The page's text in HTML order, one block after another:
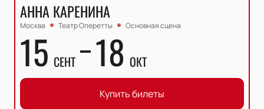
АННА КАРЕНИНА
Москва Театр Оперетты Основная сцена
15 СЕНТ 18 ОКТ
Купить билеты